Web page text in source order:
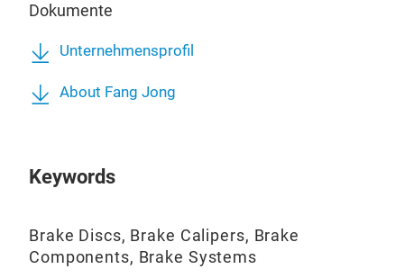
Dokumente
Unternehmensprofil
About Fang Jong
Keywords
Brake Discs, Brake Calipers, Brake
Components, Brake Systems